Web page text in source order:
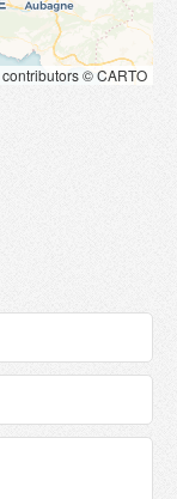
contributors ©CARTO